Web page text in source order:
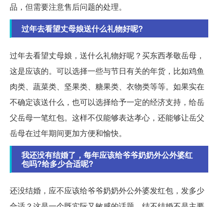
品，但需要注意售后问题的处理。
过年去看望丈母娘送什么礼物好呢?
过年去看望丈母娘，送什么礼物好呢？买东西孝敬岳母，
这是应该的。可以选择一些与节日有关的年货，比如鸡鱼
肉类、蔬菜类、坚果类、糖果类、衣物类等等。如果实在
不确定该送什么，也可以选择给予一定的经济支持，给岳
父岳母一笔红包。这样不仅能够表达孝心，还能够让岳父
岳母在过年期间更加方便和愉快。
我还没有结婚了，每年应该给爷爷奶奶外公外婆红
包吗?给多少合适呢?
还没结婚，应不应该给爷爷奶奶外公外婆发红包，发多少